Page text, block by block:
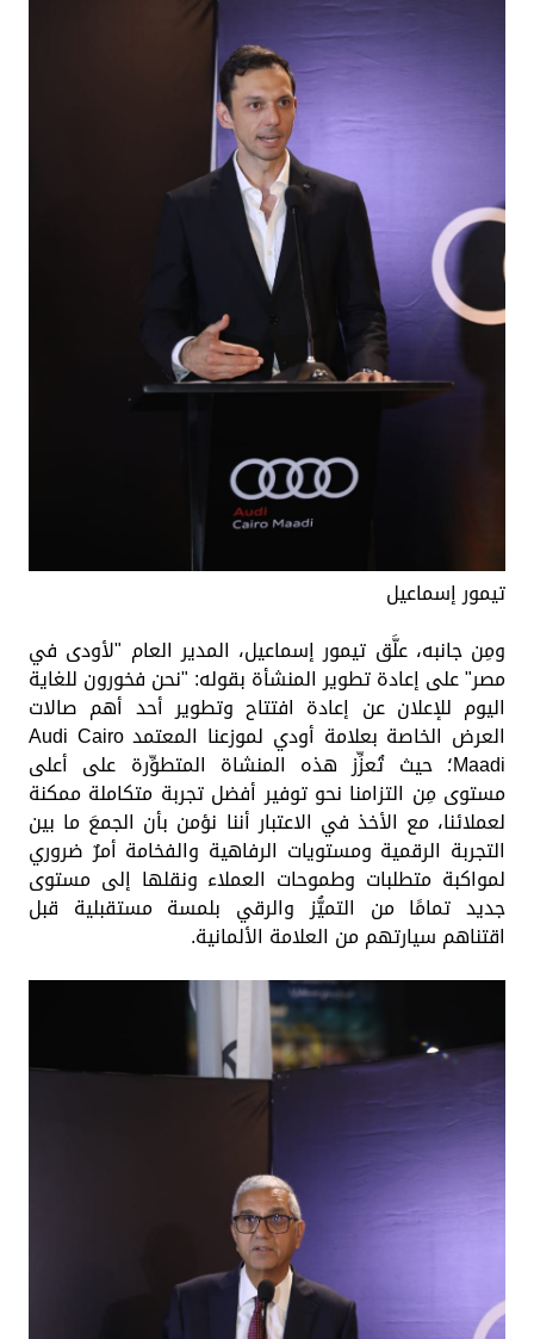
تيمور إسماعيل
ومِن جانبه، علَّق تيمور إسماعيل، المدير العام "لأودى في
مصر" على إعادة تطوير المنشأة بقوله: "نحن فخورون للغاية
اليوم للإعلان عن إعادة افتتاح وتطوير أحد أهم صالات
العرض الخاصة بعلامة أودي لموزعنا المعتمد Audi Cairo
Maadi؛ حيث تُعزِّز هذه المنشاة المتطوِّرة على أعلى
مستوى مِن التزامنا نحو توفير أفضل تجربة متكاملة ممكنة
لعملائنا، مع الأخذ في الاعتبار أننا نؤمن بأن الجمعَ ما بين
التجربة الرقمية ومستويات الرفاهية والفخامة أمرٌ ضروري
لمواكبة متطلبات وطموحات العملاء ونقلها إلى مستوى
جديد تمامًا من التميُّز والرقي بلمسة مستقبلية قبل
اقتناهم سيارتهم من العلامة الألمانية.